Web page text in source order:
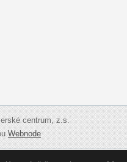
centrum, z.s.
Webnode